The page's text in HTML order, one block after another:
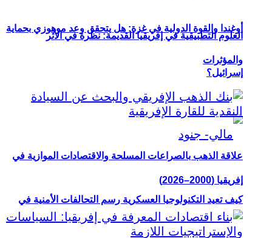
أوغندا والقوة الدولية في غزة: هل يتحقق وعد موهوزي بحماية
إسرائيل؟
كيف تعيد التكنولوجيا العسكرية رسم التحالفات الأمنية في
العلوم التطبيقية في إفريقيا القديمة: نظرة في الأثر
والمؤثرات
علاقة الذهب بالصراعات المسلحة والاقتصادات الموازية في
إفريقيا (2000–2026)